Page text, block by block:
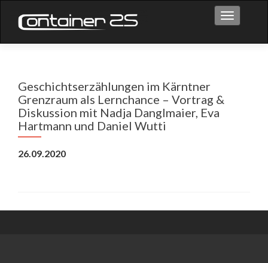
Toggle
Geschichtserzählungen im Kärntner
Grenzraum als Lernchance – Vortrag &
Diskussion mit Nadja Danglmaier, Eva
Hartmann und Daniel Wutti
26.09.2020